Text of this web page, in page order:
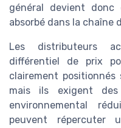
général devient
absorbé dans la chaîne
Les distributeurs
différentiel de prix
clairement positionnés
mais ils exigent des
environnemental
peuvent